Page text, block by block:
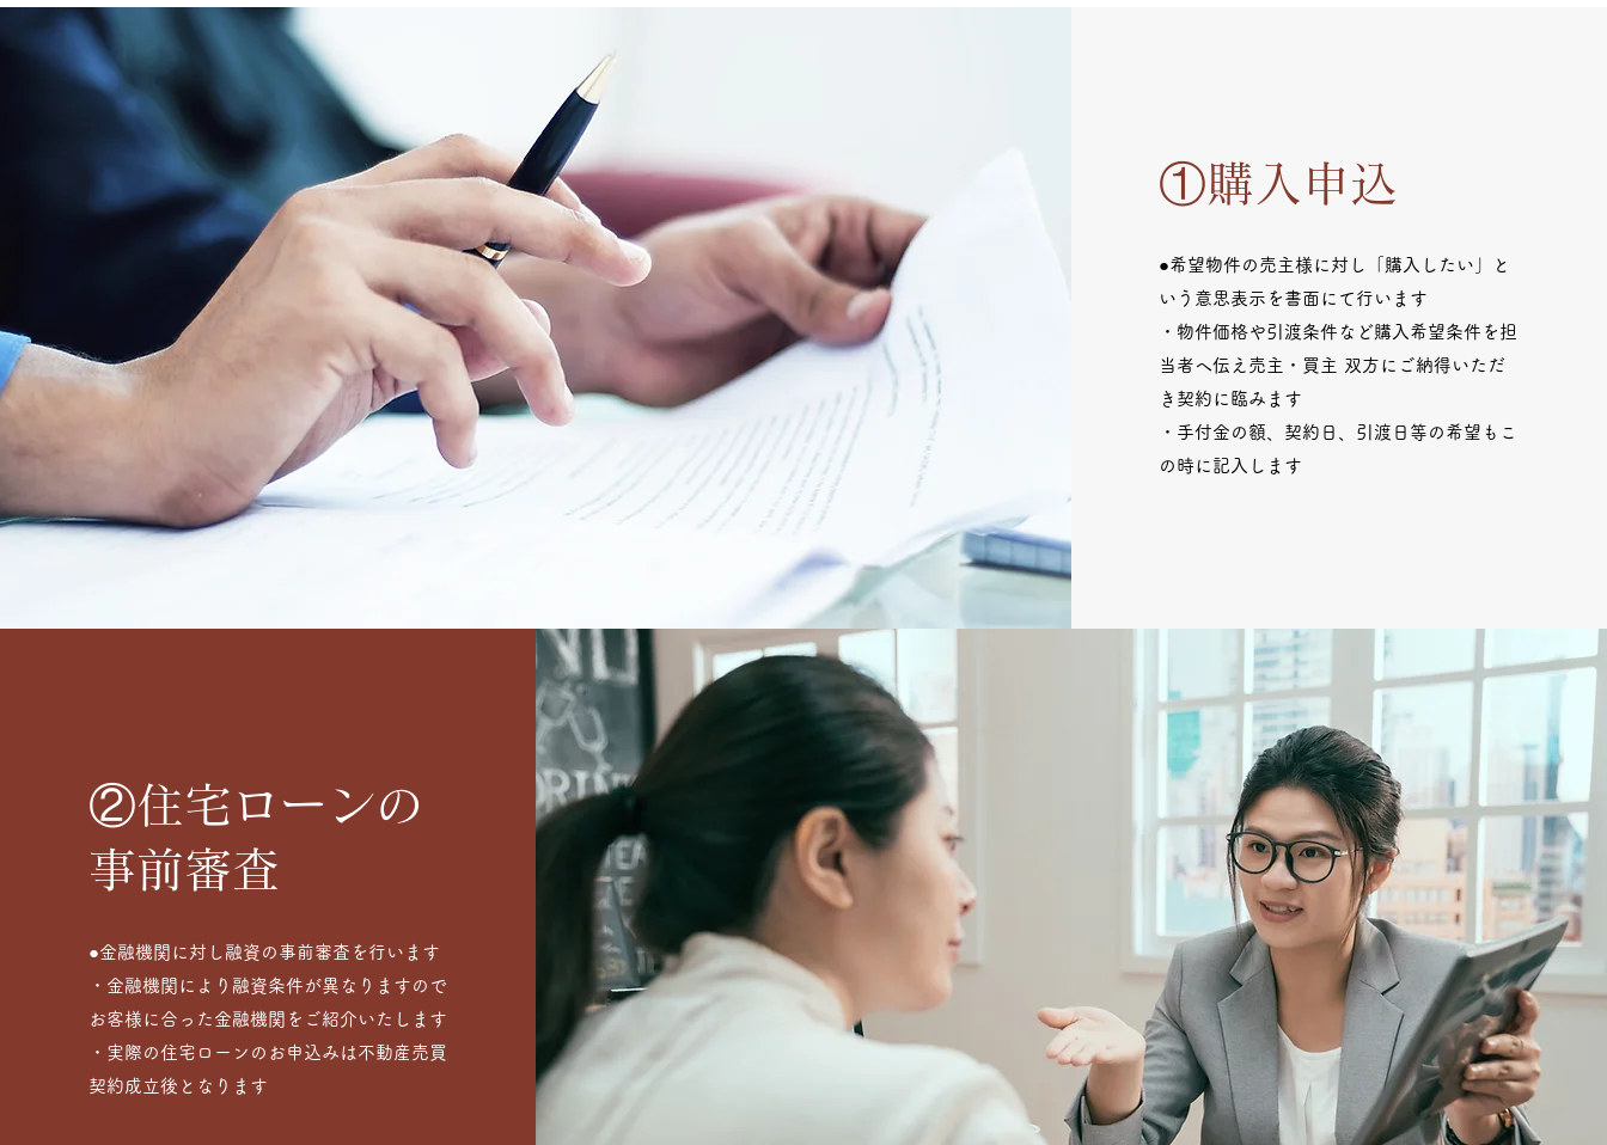
①購入申込
●希望物件の売主様に対し「購入したい」と
いう意思表示を書面にて行います
・物件価格や引渡条件など購入希望条件を担
当者へ伝え売主・買主 双方にご納得いただ
き契約に臨みます
・手付金の額、契約日、引渡日等の希望もこ
の時に記入します
②住宅ローンの
事前審査
●金融機関に対し融資の事前審査を行います
・金融機関により融資条件が異なりますので
お客様に合った金融機関をご紹介いたします
・実際の住宅ローンのお申込みは不動産売買
契約成立後となります